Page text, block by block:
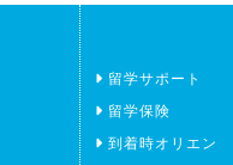
留学サポート
留学保険
到着時オリエン